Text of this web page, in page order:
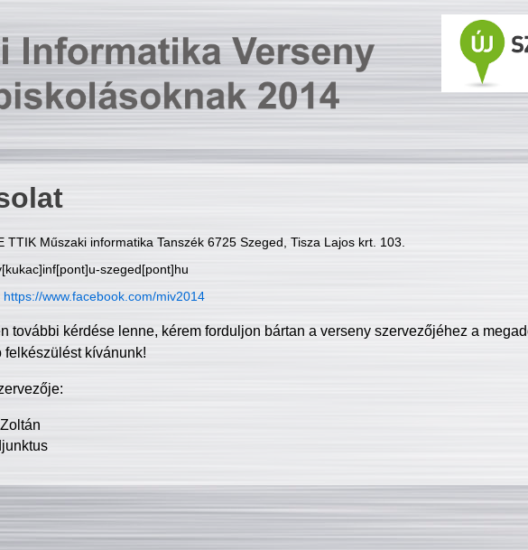
TTIK Műszaki informatika Tanszék 6725 Szeged, Tisza Lajos krt. 103.
szeged[pont]hu
https://www.facebook.com/miv2014
további kérdése lenne, kérem forduljon bártan a verseny szervezőjéhez a
felkészülést kívánunk!